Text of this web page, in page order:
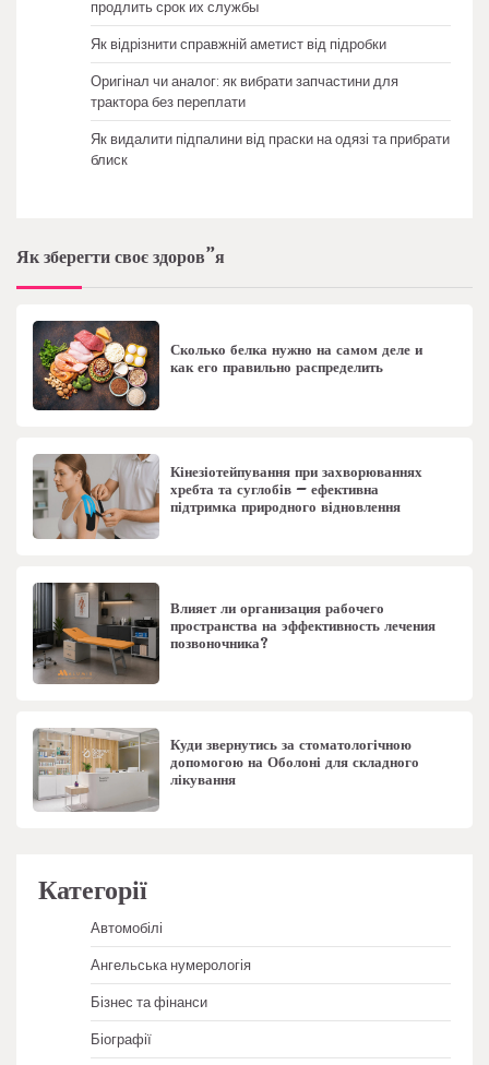
продлить срок их службы
Як відрізнити справжній аметист від підробки
Оригінал чи аналог: як вибрати запчастини для
трактора без переплати
Як видалити підпалини від праски на одязі та прибрати
блиск
Як зберегти своє здоров”я
Сколько белка нужно на самом деле и
как его правильно распределить
Кінезіотейпування при захворюваннях
хребта та суглобів – ефективна
підтримка природного відновлення
Влияет ли организация рабочего
пространства на эффективность лечения
позвоночника?
Куди звернутись за стоматологічною
допомогою на Оболоні для складного
лікування
Категорії
Автомобілі
Ангельська нумерологія
Бізнес та фінанси
Біографії